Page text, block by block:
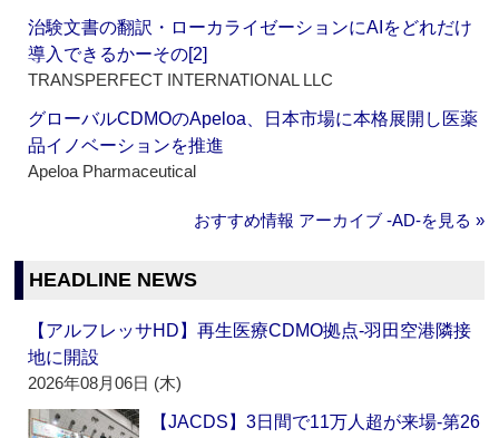
治験文書の翻訳・ローカライゼーションにAIをどれだけ
導入できるかーその[2]
TRANSPERFECT INTERNATIONAL LLC
グローバルCDMOのApeloa、日本市場に本格展開し医薬
品イノベーションを推進
Apeloa Pharmaceutical
おすすめ情報 アーカイブ ‐AD‐を見る »
HEADLINE NEWS
【アルフレッサHD】再生医療CDMO拠点‐羽田空港隣接
地に開設
2026年08月06日 (木)
【JACDS】3日間で11万人超が来場‐第26